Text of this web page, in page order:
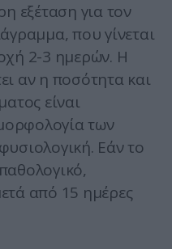
εξέταση για τον
που γίνεται
2-3 ημερών. Η
αν η ποσότητα και
είναι
των
Εάν το
από 15 ημέρες